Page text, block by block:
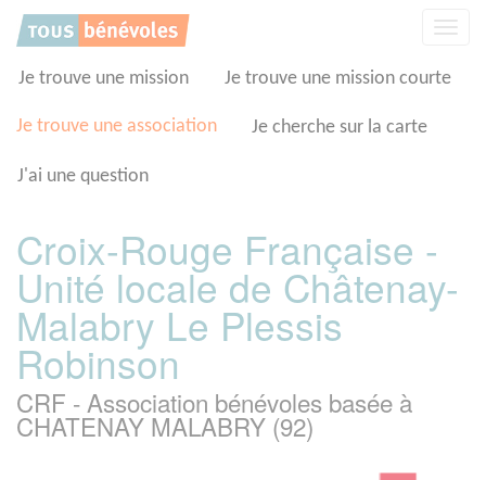
Je trouve une mission Je trouve une mission courte
Je trouve une association Je cherche sur la carte
J'ai une question
Croix-Rouge Française -
Unité locale de Châtenay-
Malabry Le Plessis
Robinson
CRF - Association bénévoles basée à
CHATENAY MALABRY (92)
Panneau de gestion des cookies